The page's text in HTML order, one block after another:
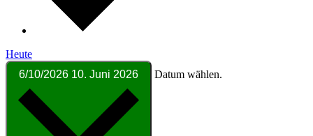
Heute
6/10/2026 10. Juni 2026 Datum wählen.